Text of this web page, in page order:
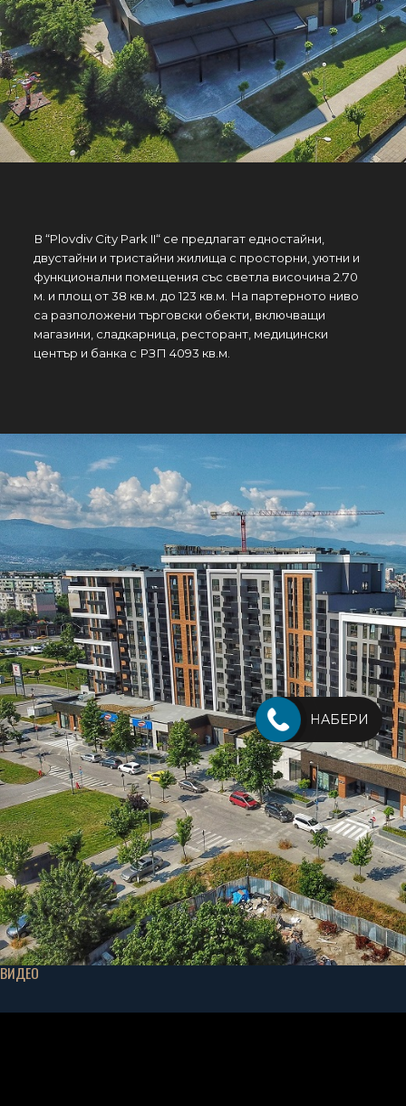
В “Plovdiv City Park II“ се предлагат едностайни,
двустайни и тристайни жилища с просторни, уютни и
функционални помещения със светла височина 2.70
м. и площ от 38 кв.м. до 123 кв.м. На партерното ниво
са разположени търговски обекти, включващи
магазини, сладкарница, ресторант, медицински
център и банка с РЗП 4093 кв.м.
ВИДЕО
НАБЕРИ